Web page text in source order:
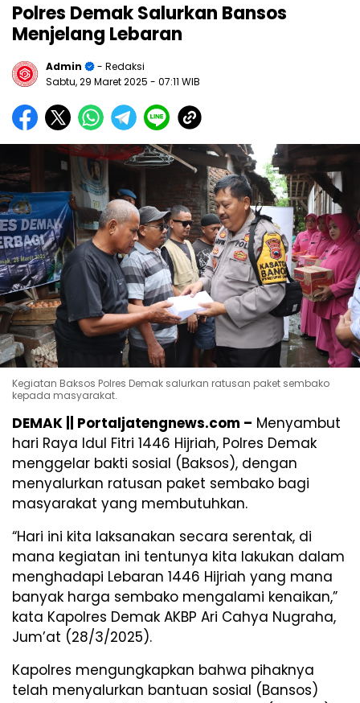
Polres Demak Salurkan Bansos
Menjelang Lebaran
Admin
- Redaksi
Sabtu, 29 Maret 2025 - 07:11 WIB
Kegiatan Baksos Polres Demak salurkan ratusan paket sembako
kepada masyarakat.
DEMAK || Portaljatengnews.com – Menyambut
hari Raya Idul Fitri 1446 Hijriah, Polres Demak
menggelar bakti sosial (Baksos), dengan
menyalurkan ratusan paket sembako bagi
masyarakat yang membutuhkan.
“Hari ini kita laksanakan secara serentak, di
mana kegiatan ini tentunya kita lakukan dalam
menghadapi Lebaran 1446 Hijriah yang mana
banyak harga sembako mengalami kenaikan,”
kata Kapolres Demak AKBP Ari Cahya Nugraha,
Jum’at (28/3/2025).
Kapolres mengungkapkan bahwa pihaknya
telah menyalurkan bantuan sosial (Bansos)